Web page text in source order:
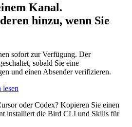
Kanal.
hinzu, wenn Sie
sofort zur Verfügung. Der
sobald Sie eine
und einen Absender verifizieren.
oder Codex? Kopieren Sie einen
installiert die Bird CLI und Skills für